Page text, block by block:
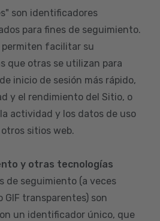
son identificadores
para fines de seguimiento.
permiten facilitar su
que otras se utilizan para
inicio de sesión más rápido,
y el rendimiento del Sitio, o
actividad y los datos de uso
sitios web.
y otras tecnologías
de seguimiento (a veces
GIF transparentes) son
un identificador único, que